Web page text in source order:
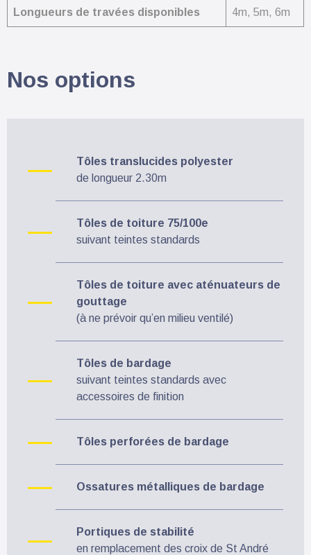
Longueurs de travées disponibles 4m, 5m, 6m
Nos options
Tôles translucides polyester
de longueur 2.30m
Tôles de toiture 75/100e
suivant teintes standards
Tôles de toiture avec aténuateurs de
gouttage
(à ne prévoir qu’en milieu ventilé)
Tôles de bardage
suivant teintes standards avec
accessoires de finition
Tôles perforées de bardage
Ossatures métalliques de bardage
Portiques de stabilité
en remplacement des croix de St André